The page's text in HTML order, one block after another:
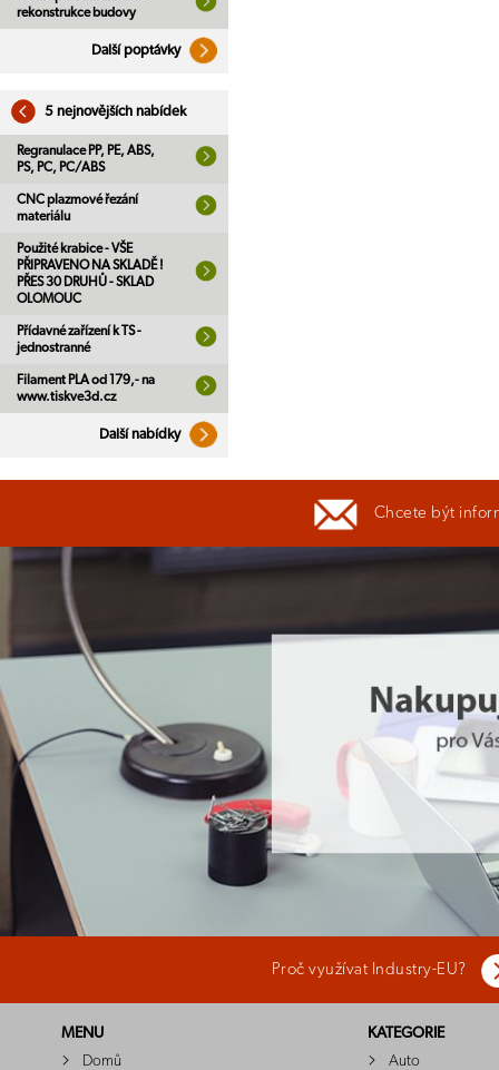
rekonstrukce budovy
Další poptávky
5 nejnovějších nabídek
Regranulace PP, PE, ABS,
PS, PC, PC/ABS
CNC plazmové řezání
materiálu
Použité krabice - VŠE
PŘIPRAVENO NA SKLADĚ !
PŘES 30 DRUHŮ - SKLAD
OLOMOUC
Přídavné zařízení k TS -
jednostranné
Filament PLA od 179,- na
www.tiskve3d.cz
Další nabídky
Chcete být
Proč využívat Industry-EU?
MENU
Domů
KATEGORIE
Auto